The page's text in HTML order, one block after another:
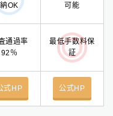
納OK
可能
通過率
92％
最低手数料保
証
式HP 公式HP